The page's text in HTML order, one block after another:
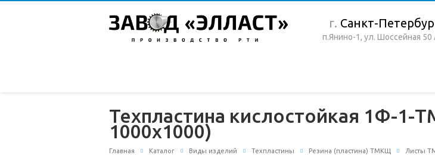
г. Санкт-
п.Янино-1, ул. Шоссейная 50
Техпластина кислостойкая 1Ф-
1000х1000)
Главная Каталог Виды изделий Техпластины Резина (пластина) ТМКЩ Листы